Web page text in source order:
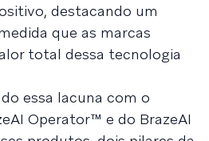
destacando um
que as marcas
total dessa tecnologia
essa lacuna com o
Operator™ e do BrazeAI